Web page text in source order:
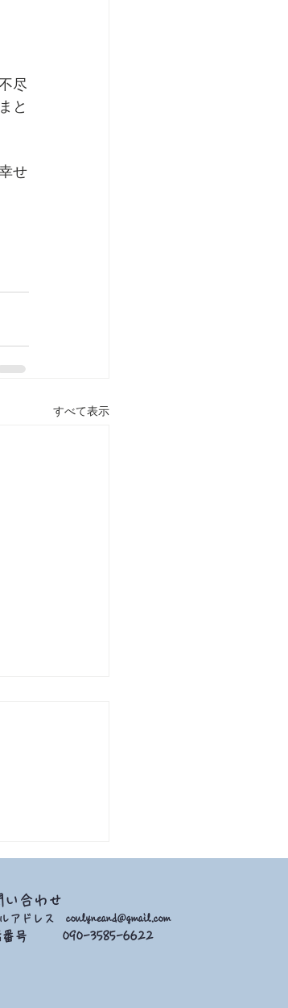
尽
と
せ
すべて表示
い合わせ
ルアドレスcoulyneand@gmail.com
番号 090-3585-6622